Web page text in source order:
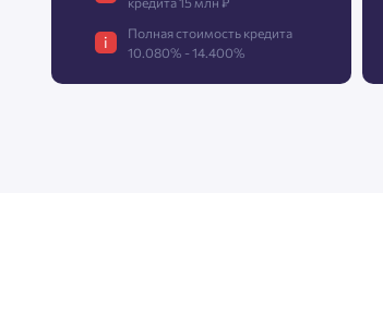
i
Полная стоимость кредита
10.080% - 14.400%